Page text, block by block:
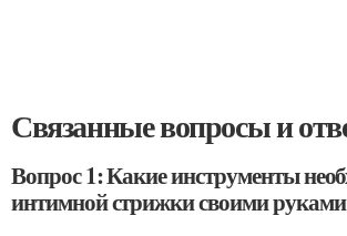
Связанные вопросы и
Вопрос 1: Какие инструменты
интимной стрижки своими руками